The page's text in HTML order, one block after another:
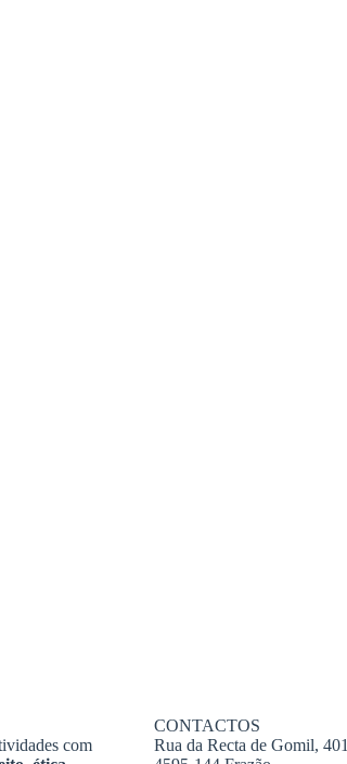
com
CONTACTOS
Rua da Recta de Gomil, 401